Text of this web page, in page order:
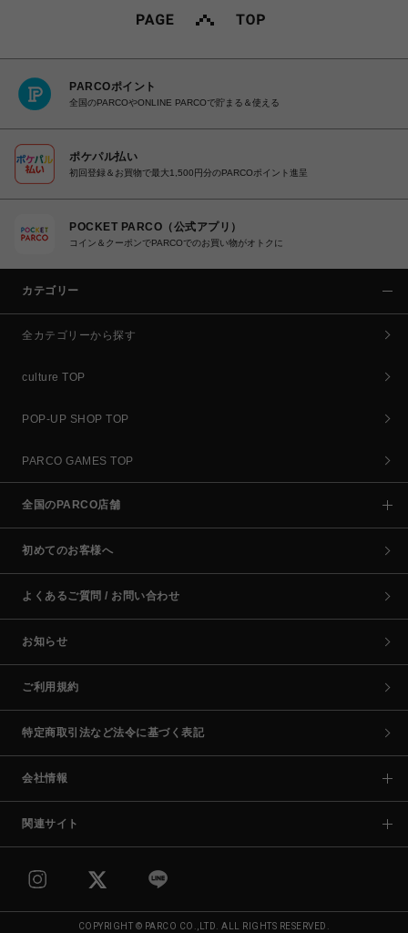
PARCOポイント
全国のPARCOやONLINE PARCOで貯まる＆使える
ポケパル払い
初回登録＆お買物で最大1,500円分のPARCOポイント進呈
POCKET PARCO（公式アプリ）
コイン＆クーポンでPARCOでのお買い物がオトクに
カテゴリー
全カテゴリーから探す
culture TOP
POP-UP SHOP TOP
PARCO GAMES TOP
全国のPARCO店舗
初めてのお客様へ
よくあるご質問 / お問い合わせ
お知らせ
ご利用規約
特定商取引法など法令に基づく表記
会社情報
関連サイト
COPYRIGHT © PARCO CO.,LTD. ALL RIGHTS RESERVED.